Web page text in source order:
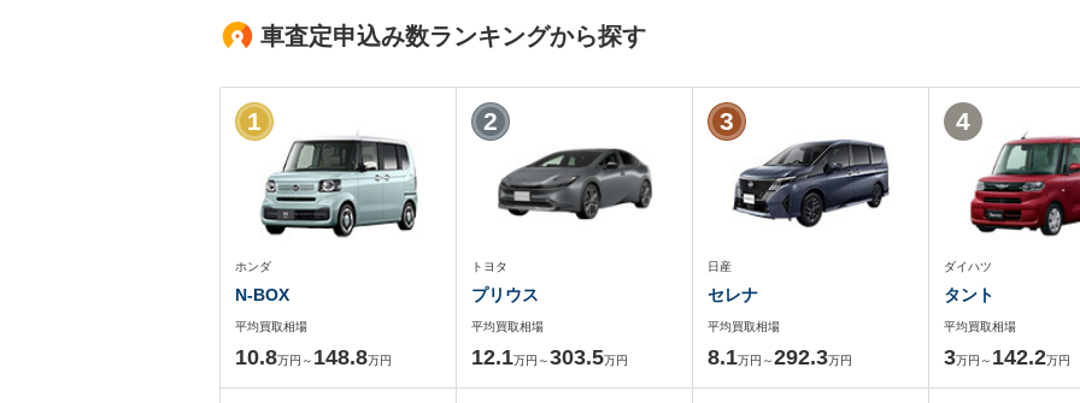
車査定申込み数ランキングから探す
ホンダ
N-BOX
平均買取相場
10.8万円～ 148.8万円
1
トヨタ
プリウス
平均買取相場
12.1万円～303.5万円
2
日産
セレナ
平均買取相場
8.1万円～292.3万円
3
ダイハツ
タント
平均買取相場
3万円～ 142.2万円
4